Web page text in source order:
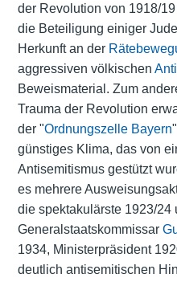
der Revolution von 1918/
die Beteiligung einiger
Herkunft an der
aggressiven völkischen
Beweismaterial. Zum
Trauma der Revolution
der "Ordnungszelle Bayern
günstiges Klima, das von
Antisemitismus gestützt
es mehrere
die spektakulärste 1923/24
Generalstaatskommissar
1934, Ministerpräsident
deutlich antisemitischen